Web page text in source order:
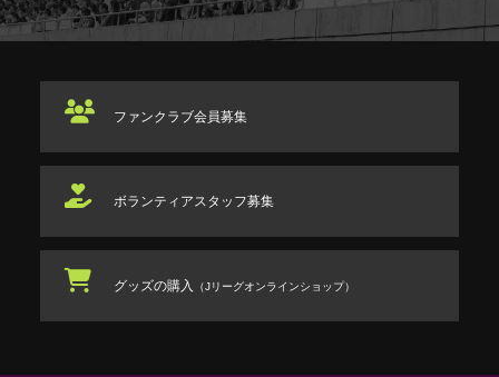
ファンクラブ会員募集
ボランティアスタッフ募集
グッズの購入 （Jリーグオンラインショップ）